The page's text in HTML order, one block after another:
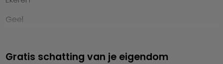
Geel
Hasselt
Gratis schatting van je eigendom